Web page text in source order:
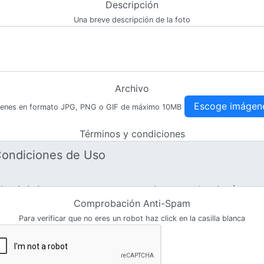
Descripción
Una breve descripción de la foto
Archivo
en formato JPG, PNG o GIF de máximo 10MB Escoge
Términos y condiciones
Comprobación Anti-Spam
Para verificar que no eres un robot haz click en la casilla blanca